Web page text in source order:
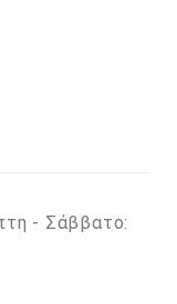
- Σάββατο: